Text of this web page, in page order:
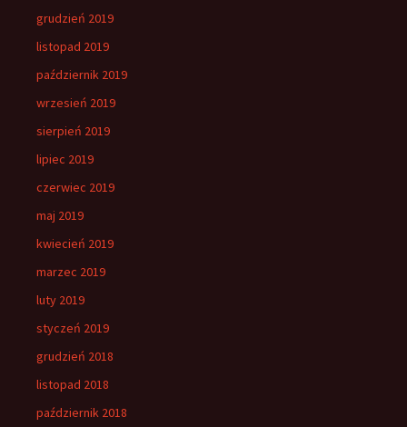
grudzień 2019
listopad 2019
październik 2019
wrzesień 2019
sierpień 2019
lipiec 2019
czerwiec 2019
maj 2019
kwiecień 2019
marzec 2019
luty 2019
styczeń 2019
grudzień 2018
listopad 2018
październik 2018